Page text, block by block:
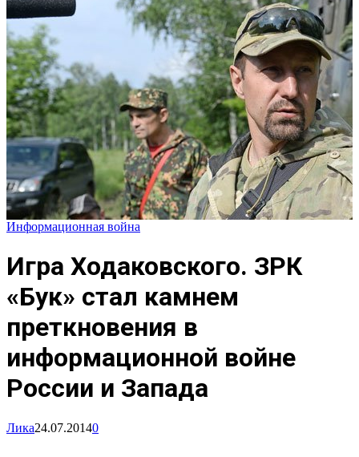
Информационная война
Игра Ходаковского. ЗРК
«Бук» стал камнем
преткновения в
информационной войне
России и Запада
Лика24.07.20140